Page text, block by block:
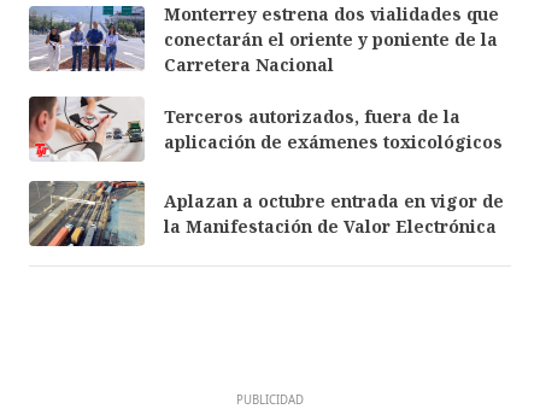
Monterrey estrena dos vialidades que
conectarán el oriente y poniente de la
Carretera Nacional
Terceros autorizados, fuera de la
aplicación de exámenes toxicológicos
Aplazan a octubre entrada en vigor de
la Manifestación de Valor Electrónica
PUBLICIDAD